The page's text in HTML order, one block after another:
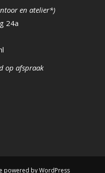
en atelier*)
24a
op afspraak
powered byWordPress